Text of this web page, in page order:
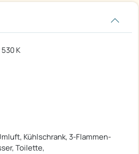
K
Kühlschrank, 3-Flammen-
Toilette,